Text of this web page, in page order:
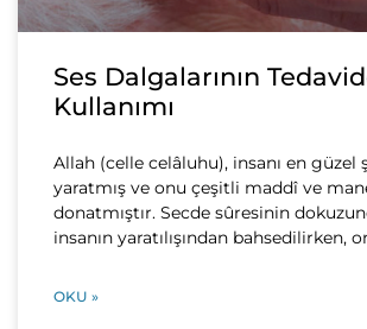
Ses Dalgalarının
Kullanımı
Allah (celle celâluhu), insanı en güzel
yaratmış ve onu çeşitli maddî ve
donatmıştır. Secde sûresinin
insanın yaratılışından bahsedilirken,
OKU »